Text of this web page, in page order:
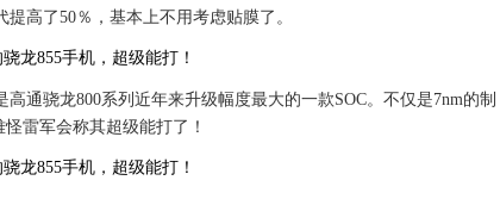
高了50％，基本上不用考虑贴膜了。
通骁龙800系列近年来升级幅度最大的一款SOC。不仅是7nm的制
雷军会称其超级能打了！